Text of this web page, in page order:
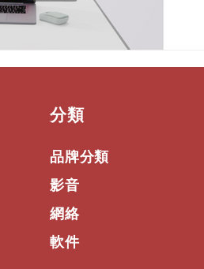
​分類
品牌分類
影音
網絡
軟件